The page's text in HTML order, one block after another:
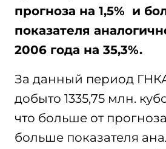
прогноза на 1,5% и
показателя
2006 года на 35,3%.
За данный период
добыто 1335,75 млн.
что больше от
больше показателя